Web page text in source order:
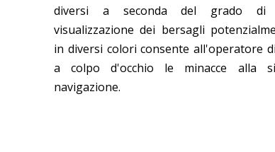
diversi a seconda del grado di
visualizzazione dei bersagli
in diversi colori consente all'operatore
a colpo d'occhio le minacce alla
navigazione.